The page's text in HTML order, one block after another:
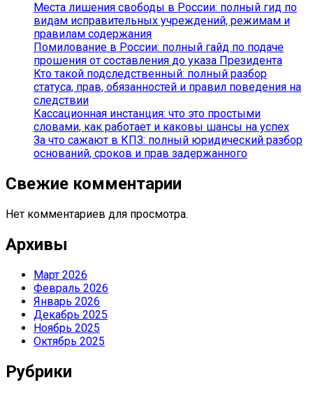
Места лишения свободы в России: полный гид по
видам исправительных учреждений, режимам и
правилам содержания
Помилование в России: полный гайд по подаче
прошения от составления до указа Президента
Кто такой подследственный: полный разбор
статуса, прав, обязанностей и правил поведения на
следствии
Кассационная инстанция: что это простыми
словами, как работает и каковы шансы на успех
За что сажают в КПЗ: полный юридический разбор
оснований, сроков и прав задержанного
Свежие комментарии
Нет комментариев для просмотра.
Архивы
Март 2026
Февраль 2026
Январь 2026
Декабрь 2025
Ноябрь 2025
Октябрь 2025
Рубрики